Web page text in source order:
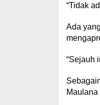
“Tidak
Ada
“Sejauh